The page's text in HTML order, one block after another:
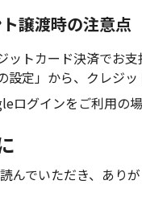
譲渡時の注意点
ットカード決済でお
設定」から、クレジッ
ログインをご利用の
んでいただき、あり